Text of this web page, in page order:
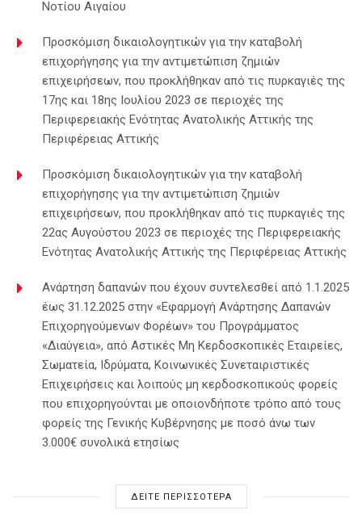
Νοτίου Αιγαίου
Προσκόμιση δικαιολογητικών για την καταβολή
επιχορήγησης για την αντιμετώπιση ζημιών
επιχειρήσεων, που προκλήθηκαν από τις πυρκαγιές της
17ης και 18ης Ιουλίου 2023 σε περιοχές της
Περιφερειακής Ενότητας Ανατολικής Αττικής της
Περιφέρειας Αττικής
Προσκόμιση δικαιολογητικών για την καταβολή
επιχορήγησης για την αντιμετώπιση ζημιών
επιχειρήσεων, που προκλήθηκαν από τις πυρκαγιές της
22ας Αυγούστου 2023 σε περιοχές της Περιφερειακής
Ενότητας Ανατολικής Αττικής της Περιφέρειας Αττικής
Ανάρτηση δαπανών που έχουν συντελεσθεί από 1.1.2025
έως 31.12.2025 στην «Εφαρμογή Ανάρτησης Δαπανών
Επιχορηγούμενων Φορέων» του Προγράμματος
«Διαύγεια», από Αστικές Μη Κερδοσκοπικές Εταιρείες,
Σωματεία, Ιδρύματα, Κοινωνικές Συνεταιριστικές
Επιχειρήσεις και λοιπούς μη κερδοσκοπικούς φορείς
που επιχορηγούνται με οποιονδήποτε τρόπο από τους
φορείς της Γενικής Κυβέρνησης με ποσό άνω των
3.000€ συνολικά ετησίως
ΔΕΙΤΕ ΠΕΡΙΣΣΟΤΕΡΑ